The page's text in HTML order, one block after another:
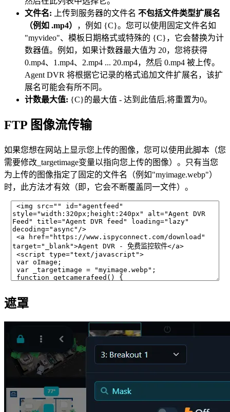
文件名: 上传到服务器的文件名 不包括文件类型扩展名
（例如 .mp4）
，例如 {C}。您可以使用固定文件名如
"myvideo"、模板日期格式或特殊的 {C}，它会替换为计
数器值。例如，如果计数器最大值为 20，您将获得
0.mp4、1.mp4、2.mp4 ... 20.mp4，然后 0.mp4 被上传。
Agent DVR 将根据它记录的格式追加文件扩展名，该扩
展名可能会有所不同。
计数最大值: {C}的最大值 - 达到此值后,将重置为0。
FTP 图像流传输
如果您想在网站上显示您上传的图像，您可以使用此脚本（您
需要修改_targetimage变量以指向您上传的图像）。只有当您
为上传的图像指定了固定的文件名（例如"myimage.webp"）
时，此方法才有效（即，它会不断覆盖同一文件）。
遮罩